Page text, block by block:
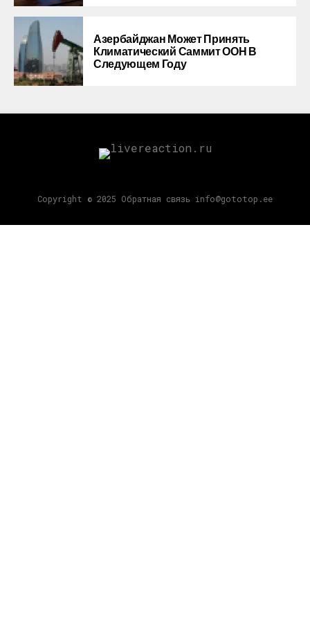
Азербайджан Может Принять
Климатический Саммит ООН В
Следующем Году
Copyright © 2025 Обратная связь info@gototop.ee